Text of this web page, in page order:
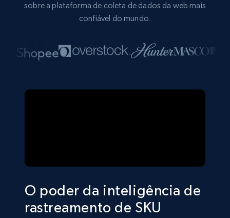
sobre a plataforma de coleta de dados da web mais
confiável do mundo.
O poder da inteligência de
rastreamento de SKU